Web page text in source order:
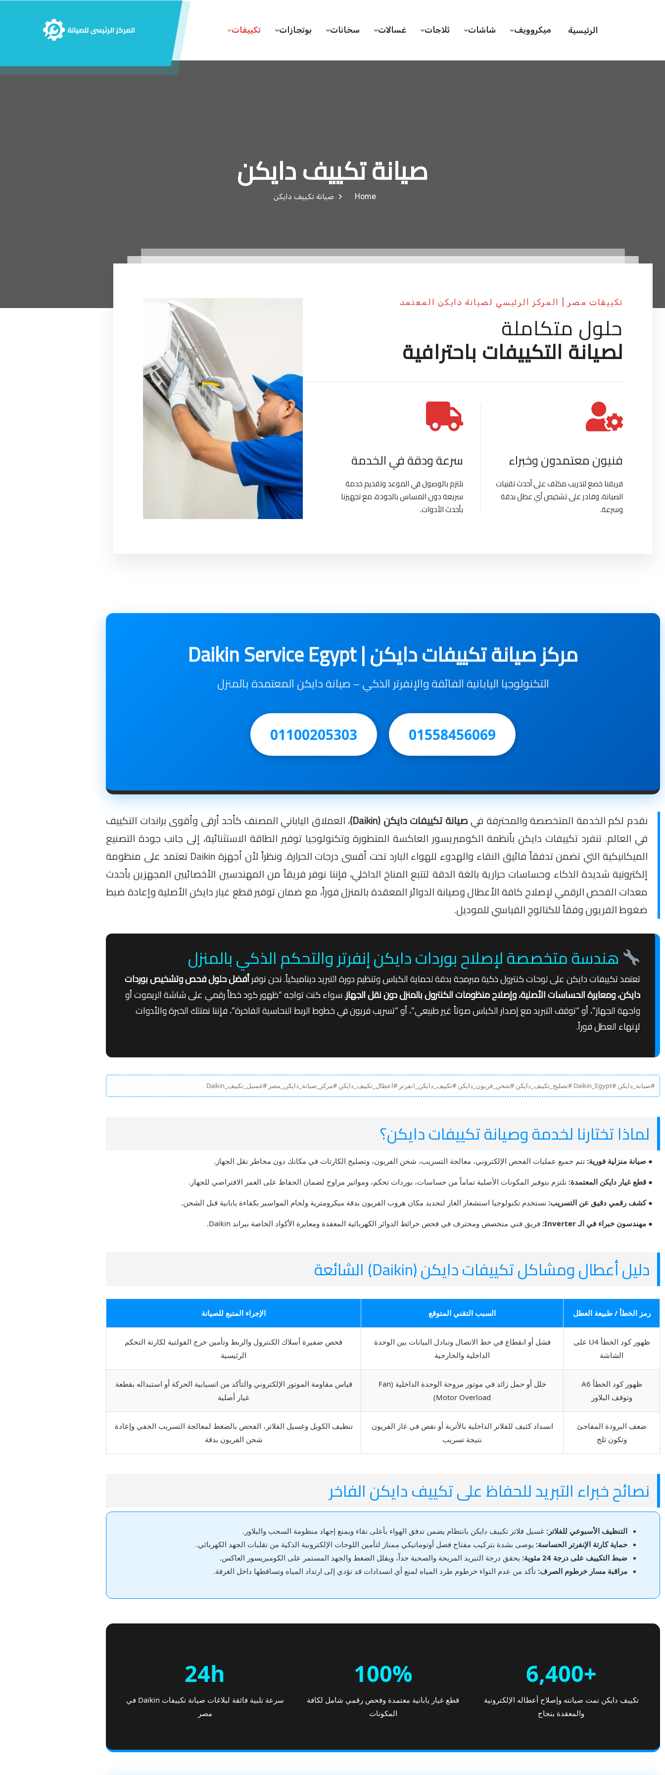
الرئيسية ميكروويف شاشات ثلاجات غسالات سخانات بوتجازات تكييفات
صيانة تكييف دايكن
Home صيانة تكييف دايكن
تكييفات مصر | المركز الرئيسي لصيانة دايكن المعتمد
حلول متكاملة
لصيانة التكييفات باحترافية
فنيون معتمدون وخبراء
فريقنا خضع لتدريب مكثف على أحدث تقنيات
الصيانة، وقادر على تشخيص أي عطل بدقة
وسرعة.
سرعة ودقة في الخدمة
نلتزم بالوصول في الموعد وتقديم خدمة
سريعة دون المساس بالجودة، مع تجهيزنا
بأحدث الأدوات.
مركز صيانة تكييفات دايكن | Daikin Service Egypt
التكنولوجيا اليابانية الفائقة والإنفرتر الذكي – صيانة دايكن المعتمدة بالمنزل
01558456069
01100205303
نقدم لكم الخدمة المتخصصة والمحترفة فيصيانة تكييفات دايكن (Daikin)
، العملاق الياباني المصنف كأحد أرقى وأقوى براندات التكييف
في العالم. تنفرد تكييفات دايكن بأنظمة الكومبريسور العاكسة المتطورة وتكنولوجيا توفير الطاقة الاستثنائية، إلى جانب جودة التصنيع
الميكانيكية التي تضمن تدفقاً فائيق النقاء والهدوء للهواء البارد تحت أقسى درجات الحرارة. ونظراً لأن أجهزة Daikin تعتمد على منظومة
إلكترونية شديدة الذكاء وحساسات حرارية بالغة الدقة لتتبع المناخ الداخلي، فإننا نوفر فريقاً من المهندسين الأخصائيين المجهزين بأحدث
معدات الفحص الرقمي لإصلاح كافة الأعطال وصيانة الدوائر المعقدة بالمنزل فوراً، مع ضمان توفير قطع غيار دايكن الأصلية وإعادة ضبط
ضغوط الفريون وفقاً للكتالوج القياسي للموديل.
هندسة متخصصة لإصلاح بوردات دايكن إنفرتر والتحكم الذكي بالمنزل
تعتمد تكييفات دايكن على لوحات كنترول ذكية مبرمجة بدقة لحماية الكباس وتنظيم دورة التبريد ديناميكياً. نحن نوفرأفضل حلول فحص وتشخيص بوردات
دايكن، ومعايرة الحساسات الأصلية، وإصلاح منظومات الكنترول بالمنزل دون نقل الجهاز. سواء كنت تواجه “ظهور كود خطأ رقمي على شاشة الريموت أو
واجهة الجهاز”، أو “توقف التبريد مع إصدار الكباس صوتاً غير طبيعي”، أو “تسريب فريون في خطوط الربط النحاسية الفاخرة”، فإننا نمتلك الخبرة والأدوات
لإنهاء العطل فوراً.
#صيانة_دايكن #Daikin_Egypt #تصليح_تكييف_دايكن #شحن_فريون_دايكن #تكييف_دايكن_انفرتر #اعطال_تكييف_دايكن #مركز_صيانة_دايكن_مصر #غسيل_تكييف_Daikin
لماذا تختارنا لخدمة وصيانة تكييفات دايكن؟
● صيانة منزلية فورية: تتم جميع عمليات الفحص الإلكتروني، معالجة التسريب، شحن الفريون، وتصليح الكارتات في مكانك دون مخاطر نقل الجهاز.
● قطع غيار دايكن المعتمدة: نلتزم بتوفير المكونات الأصلية تماماً من حساسات، بوردات تحكم، ومواتير مراوح لضمان الحفاظ على العمر الافتراضي للجهاز.
● كشف رقمي دقيق عن التسريب: نستخدم تكنولوجيا استشعار الغاز لتحديد مكان هروب الفريون بدقة ميكرومترية ولحام المواسير بكفاءة يابانية قبل الشحن.
● مهندسون خبراء في الـ Inverter: فريق فني متخصص ومحترف في فحص خرائط الدوائر الكهربائية المعقدة ومعايرة الأكواد الخاصة ببراند Daikin.
دليل أعطال ومشاكل تكييفات دايكن (Daikin) الشائعة
رمز الخطأ / طبيعة العطل السبب التقني المتوقع الإجراء المتبع للصيانة
ظهور كود الخطأ U4 على
الشاشة
فشل أو انقطاع في خط الاتصال وتبادل البيانات بين الوحدة
الداخلية والخارجية
فحص ضفيرة أسلاك الكنترول والربط وتأمين خرج الفولتية لكارتة التحكم
الرئيسية
ظهور كود الخطأ A6
وتوقف البلاور
خلل أو حمل زائد في موتور مروحة الوحدة الداخلية (Fan
Motor Overload)
قياس مقاومة الموتور الإلكتروني والتأكد من انسيابية الحركة أو استبداله بقطعة
غيار أصلية
ضعف البرودة المفاجئ
وتكون ثلج
انسداد كثيف للفلاتر الداخلية بالأتربة أو نقص في غاز الفريون
نتيجة تسريب
تنظيف الكويل وغسيل الفلاتر، الفحص بالضغط لمعالجة التسريب الخفي وإعادة
شحن الفريون بدقة
نصائح خبراء التبريد للحفاظ على تكييف دايكن الفاخر
التنظيف الأسبوعي للفلاتر: غسيل فلاتر تكييف دايكن بانتظام يضمن تدفق الهواء بأعلى نقاء ويمنع إجهاد منظومة السحب والبلاور.
حماية كارتة الإنفرتر الحساسة: يوصى بشدة بتركيب مفتاح فصل أوتوماتيكي ممتاز لتأمين اللوحات الإلكترونية الذكية من تقلبات الجهد الكهربائي.
ضبط التكييف على درجة 24 مئوية:
يحقق درجة التبريد المريحة والصحية جداً، ويقلل الضغط والجهد المستمر على الكومبريسور العاكس.
مراقبة مسار خرطوم الصرف: تأكد من عدم التواء خرطوم طرد المياه لمنع أي انسدادات قد تؤدي إلى ارتداد المياه وتساقطها داخل الغرفة.
+6,400
تكييف دايكن تمت صيانته وإصلاح أعطاله الإلكترونية
والمعقدة بنجاح
100%
قطع غيار يابانية معتمدة وفحص رقمي شامل لكافة
المكونات
24h
سرعة تلبية فائقة لبلاغات صيانة تكييفات Daikin في
مصر